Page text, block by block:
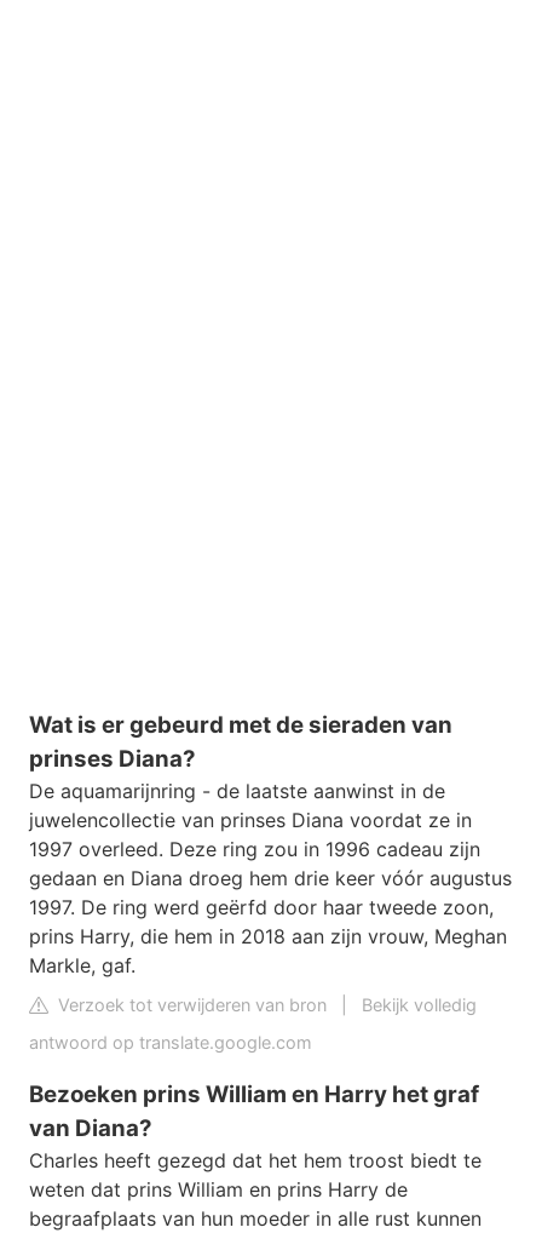
Wat is er gebeurd met de sieraden van
prinses Diana?
De aquamarijnring - de laatste aanwinst in de
juwelencollectie van prinses Diana voordat ze in
1997 overleed. Deze ring zou in 1996 cadeau zijn
gedaan en Diana droeg hem drie keer vóór augustus
1997. De ring werd geërfd door haar tweede zoon,
prins Harry, die hem in 2018 aan zijn vrouw, Meghan
Markle, gaf.
Verzoek tot verwijderen van bron
Bekijk volledig
antwoord op translate.google.com
Bezoeken prins William en Harry het graf
van Diana?
Charles heeft gezegd dat het hem troost biedt te
weten dat prins William en prins Harry de
begraafplaats van hun moeder in alle rust kunnen